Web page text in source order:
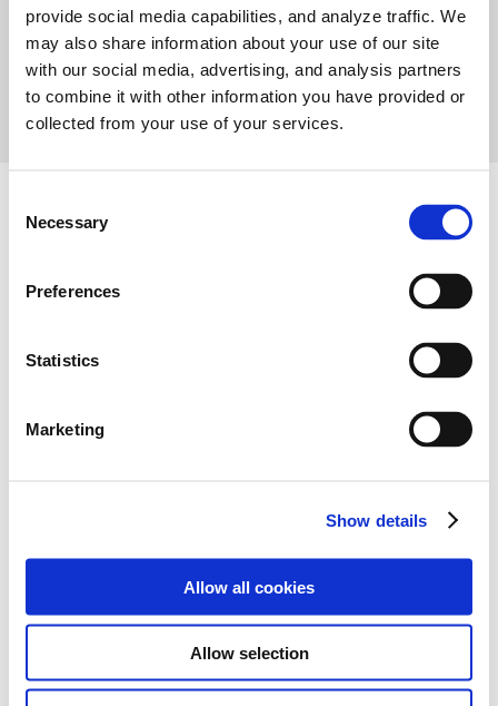
provide social media capabilities, and analyze traffic. We
may also share information about your use of our site
with our social media, advertising, and analysis partners
to combine it with other information you have provided or
collected from your use of your services.
Necessary
Preferences
Statistics
Marketing
Show details
Allow all cookies
Allow selection
1 2
첨부 파일
N1-Result.jpg